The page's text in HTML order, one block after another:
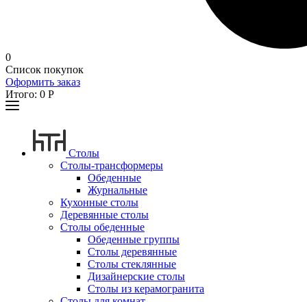
0
Список покупок
Оформить заказ
Итого: 0 Р
Столы
Столы-трансформеры
Обеденные
Журнальные
Кухонные столы
Деревянные столы
Столы обеденные
Обеденные группы
Столы деревянные
Столы стеклянные
Дизайнерские столы
Столы из керамогранита